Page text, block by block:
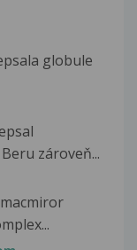
globule
zároveň...